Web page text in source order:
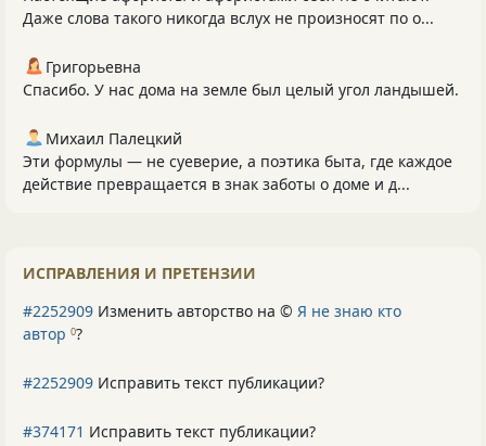
Даже слова такого никогда вслух не произносят по о...
Григорьевна
Спасибо. У нас дома на земле был целый угол ландышей.
Михаил Палецкий
Эти формулы — не суеверие, а поэтика быта, где каждое
действие превращается в знак заботы о доме и д...
ИСПРАВЛЕНИЯ И ПРЕТЕНЗИИ
#2252909 Изменить авторство на © Я не знаю кто
автор 0?
#2252909 Исправить текст публикации?
#374171 Исправить текст публикации?